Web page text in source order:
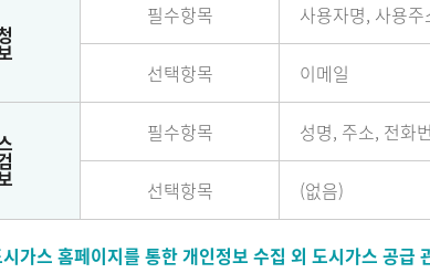
필수항목
사용자명, 사용
선택항목
이메일
필수항목
성명, 주소, 전화
선택항목
(없음)
가스 홈페이지를 통한 개인정보 수집 외 도시가스 공